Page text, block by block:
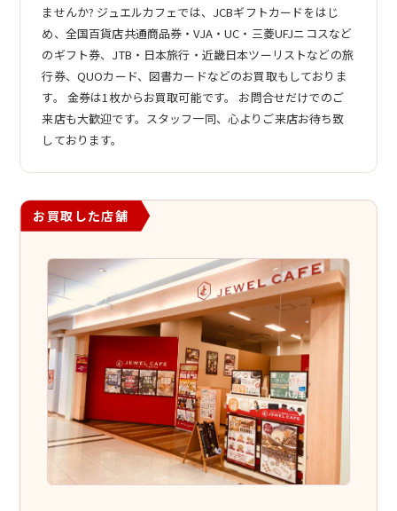
ませんか? ジュエルカフェでは、JCBギフトカードをはじ
め、全国百貨店共通商品券・VJA・UC・三菱UFJニコスなど
のギフト券、JTB・日本旅行・近畿日本ツーリストなどの旅
行券、QUOカード、図書カードなどのお買取もしておりま
す。 金券は1枚からお買取可能です。 お問合せだけでのご
来店も大歓迎です。スタッフ一同、心よりご来店お待ち致
しております。
お買取した店舗